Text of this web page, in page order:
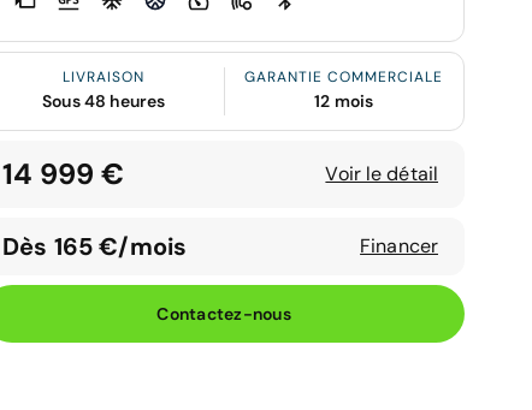
LIVRAISON
Sous 48 heures
GARANTIE COMMERCIALE
12 mois
14 999 € Voir le détail
Dès 165 €/mois Financer
Contactez-nous